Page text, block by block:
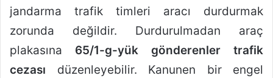
jandarma trafik timleri aracı durdurmak
zorunda değildir. Durdurulmadan araç
plakasına 65/1-g-yük gönderenler trafik
cezası düzenleyebilir. Kanunen bir engel